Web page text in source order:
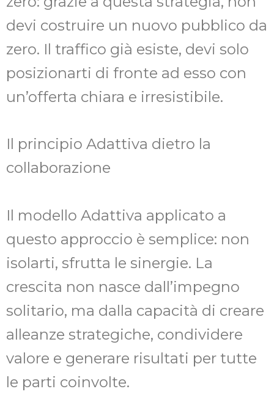
devi costruire un nuovo pubblico da
zero. Il traffico già esiste, devi solo
posizionarti di fronte ad esso con
un’offerta chiara e irresistibile.
Il principio Adattiva dietro la
collaborazione
Il modello Adattiva applicato a
questo approccio è semplice: non
isolarti, sfrutta le sinergie. La
crescita non nasce dall’impegno
solitario, ma dalla capacità di creare
alleanze strategiche, condividere
valore e generare risultati per tutte
le parti coinvolte.